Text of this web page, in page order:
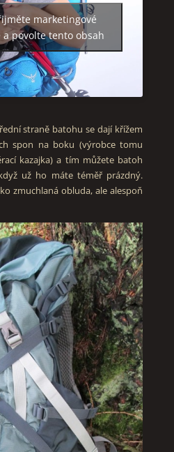
marketingové
a povolte tento obsah
straně batohu se dají křížem
spon na boku (výrobce tomu
kazajka) a tím můžete batoh
už ho máte téměř prázdný.
zmuchlaná obluda, ale alespoň